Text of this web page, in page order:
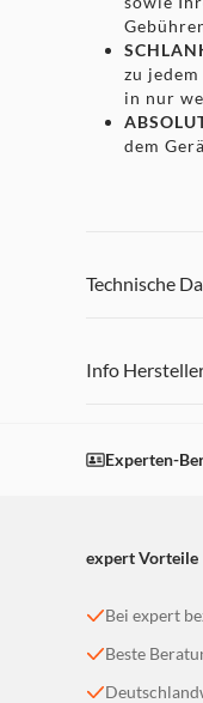
zu
in nur
dem
Technische
Info
Experten-
expert Vorteile
Bei expert
Beste